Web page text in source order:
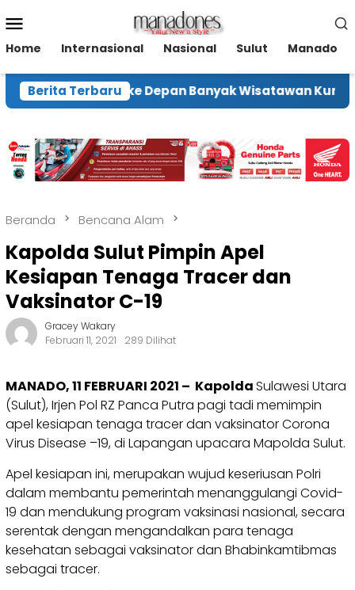
ke
kontenMobile
Home Internasional Nasional Sulut Manado
Berita Terbaru
Harap ke Depan Banyak Wisatawan Kunjungi
Beranda Bencana Alam
Kapolda Sulut Pimpin Apel
Kesiapan Tenaga Tracer dan
Vaksinator C-19
Gracey Wakary
Februari 11, 2021
289 Dilihat
MANADO, 11 FEBRUARI 2021 – KapoldaSulawesi Utara
(Sulut), Irjen Pol RZ Panca Putra pagi tadi memimpin
apel kesiapan tenaga tracer dan vaksinator Corona
Virus Disease –19, di Lapangan upacara Mapolda Sulut.
Apel kesiapan ini, merupakan wujud keseriusan Polri
dalam membantu pemerintah menanggulangi Covid-
19 dan mendukung program vaksinasi nasional, secara
serentak dengan mengandalkan para tenaga
kesehatan sebagai vaksinator dan Bhabinkamtibmas
sebagai tracer.